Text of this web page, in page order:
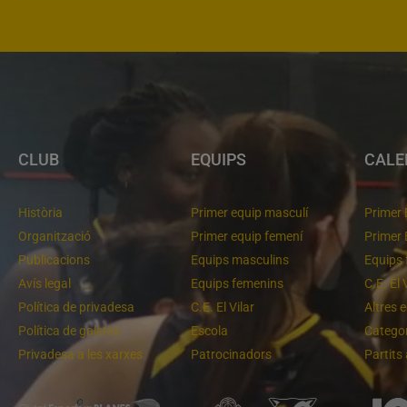
CLUB
Història
Organització
Publicacions
Avís legal
Política de privadesa
Política de galetes
Privadesa a les xarxes
EQUIPS
Primer equip masculí
Primer equip femení
Equips masculins
Equips femenins
C.E. El Vilar
Escola
Patrocinadors
Primer
Primer
Equips
C.E. El
Altres
Partits
Un final rodó Cloenda de temporada